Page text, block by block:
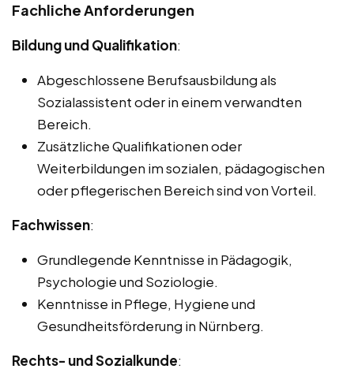
Fachliche Anforderungen
Bildung und Qualifikation:
Abgeschlossene Berufsausbildung als
Sozialassistent oder in einem verwandten
Bereich.
Zusätzliche Qualifikationen oder
Weiterbildungen im sozialen, pädagogischen
oder pflegerischen Bereich sind von Vorteil.
Fachwissen:
Grundlegende Kenntnisse in Pädagogik,
Psychologie und Soziologie.
Kenntnisse in Pflege, Hygiene und
Gesundheitsförderung in Nürnberg.
Rechts- und Sozialkunde: